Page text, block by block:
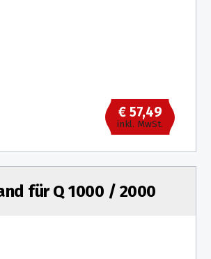
€ 57,49
inkl. MwSt.
für Q 1000 / 2000